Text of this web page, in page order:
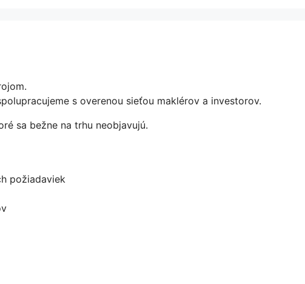
s overenou sieťou maklérov a investorov.
sa bežne na trhu neobjavujú.
požiadaviek